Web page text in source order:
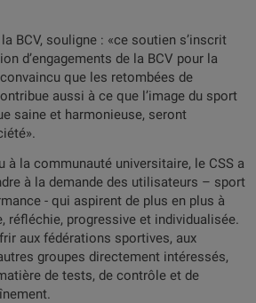
BCV, souligne : «ce soutien s’inscrit
d’engagements de la BCV pour la
que les retombées de
aussi à ce que l’image du sport
saine et harmonieuse, seront
à la communauté universitaire, le CSS a
à la demande des utilisateurs – sport
- qui aspirent de plus en plus à
réfléchie, progressive et individualisée.
aux fédérations sportives, aux
groupes directement intéressés,
de tests, de contrôle et de